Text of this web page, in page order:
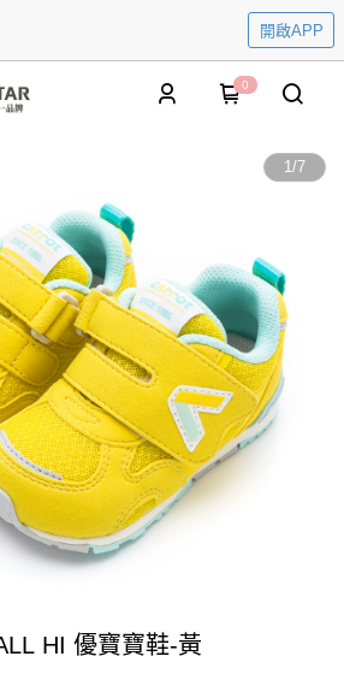
開啟APP
0
1/7
HI 優寶寶鞋-黃